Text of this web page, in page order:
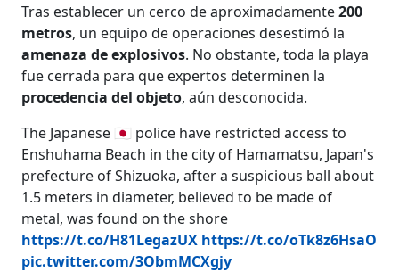
Tras establecer un cerco de aproximadamente200
metros, un equipo de operaciones desestimó la
amenaza de explosivos. No obstante, toda la playa
fue cerrada para que expertos determinen la
procedencia del objeto, aún desconocida.
The Japanese 🇯🇵 police have restricted access to
Enshuhama Beach in the city of Hamamatsu, Japan's
prefecture of Shizuoka, after a suspicious ball about
1.5 meters in diameter, believed to be made of
metal, was found on the shore
https://t.co/H81LegazUX https://t.co/oTk8z6HsaO
pic.twitter.com/3ObmMCXgjy